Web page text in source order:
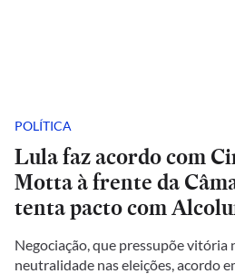
POLÍTICA
Lula faz acordo com
Motta à frente da
tenta pacto com
Negociação, que pressupõe vitória
neutralidade nas eleições, acordo